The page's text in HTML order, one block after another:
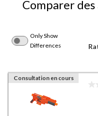
Comparer
Only Show
Differences
Consultation en cours